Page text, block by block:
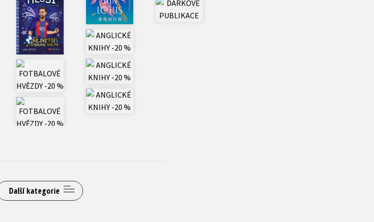
Počítače
Poezie
Populárně - naučná pro dospělé
Populárně - naučné pro děti
Předškoláci
Příroda a zahrada
Přírodní vědy
Učebnice
Další kategorie